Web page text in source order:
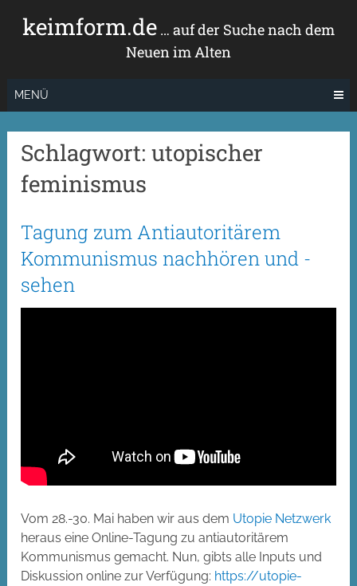
Inhaltkeimform.de… auf der Suche nach dem
Neuen im Alten
MENÜ
Schlagwort:utopischer
feminismus
Tagung zum Antiautoritärem
Kommunismus nachhören und -
sehen
Vom 28.-30. Mai haben wir aus dem Utopie Netzwerk
heraus eine Online-Tagung zu antiautoritärem
Kommunismus gemacht. Nun, gibts alle Inputs und
Diskussion online zur Verfügung: https://utopie-